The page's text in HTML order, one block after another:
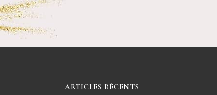
ARTICLES RÉCENTS